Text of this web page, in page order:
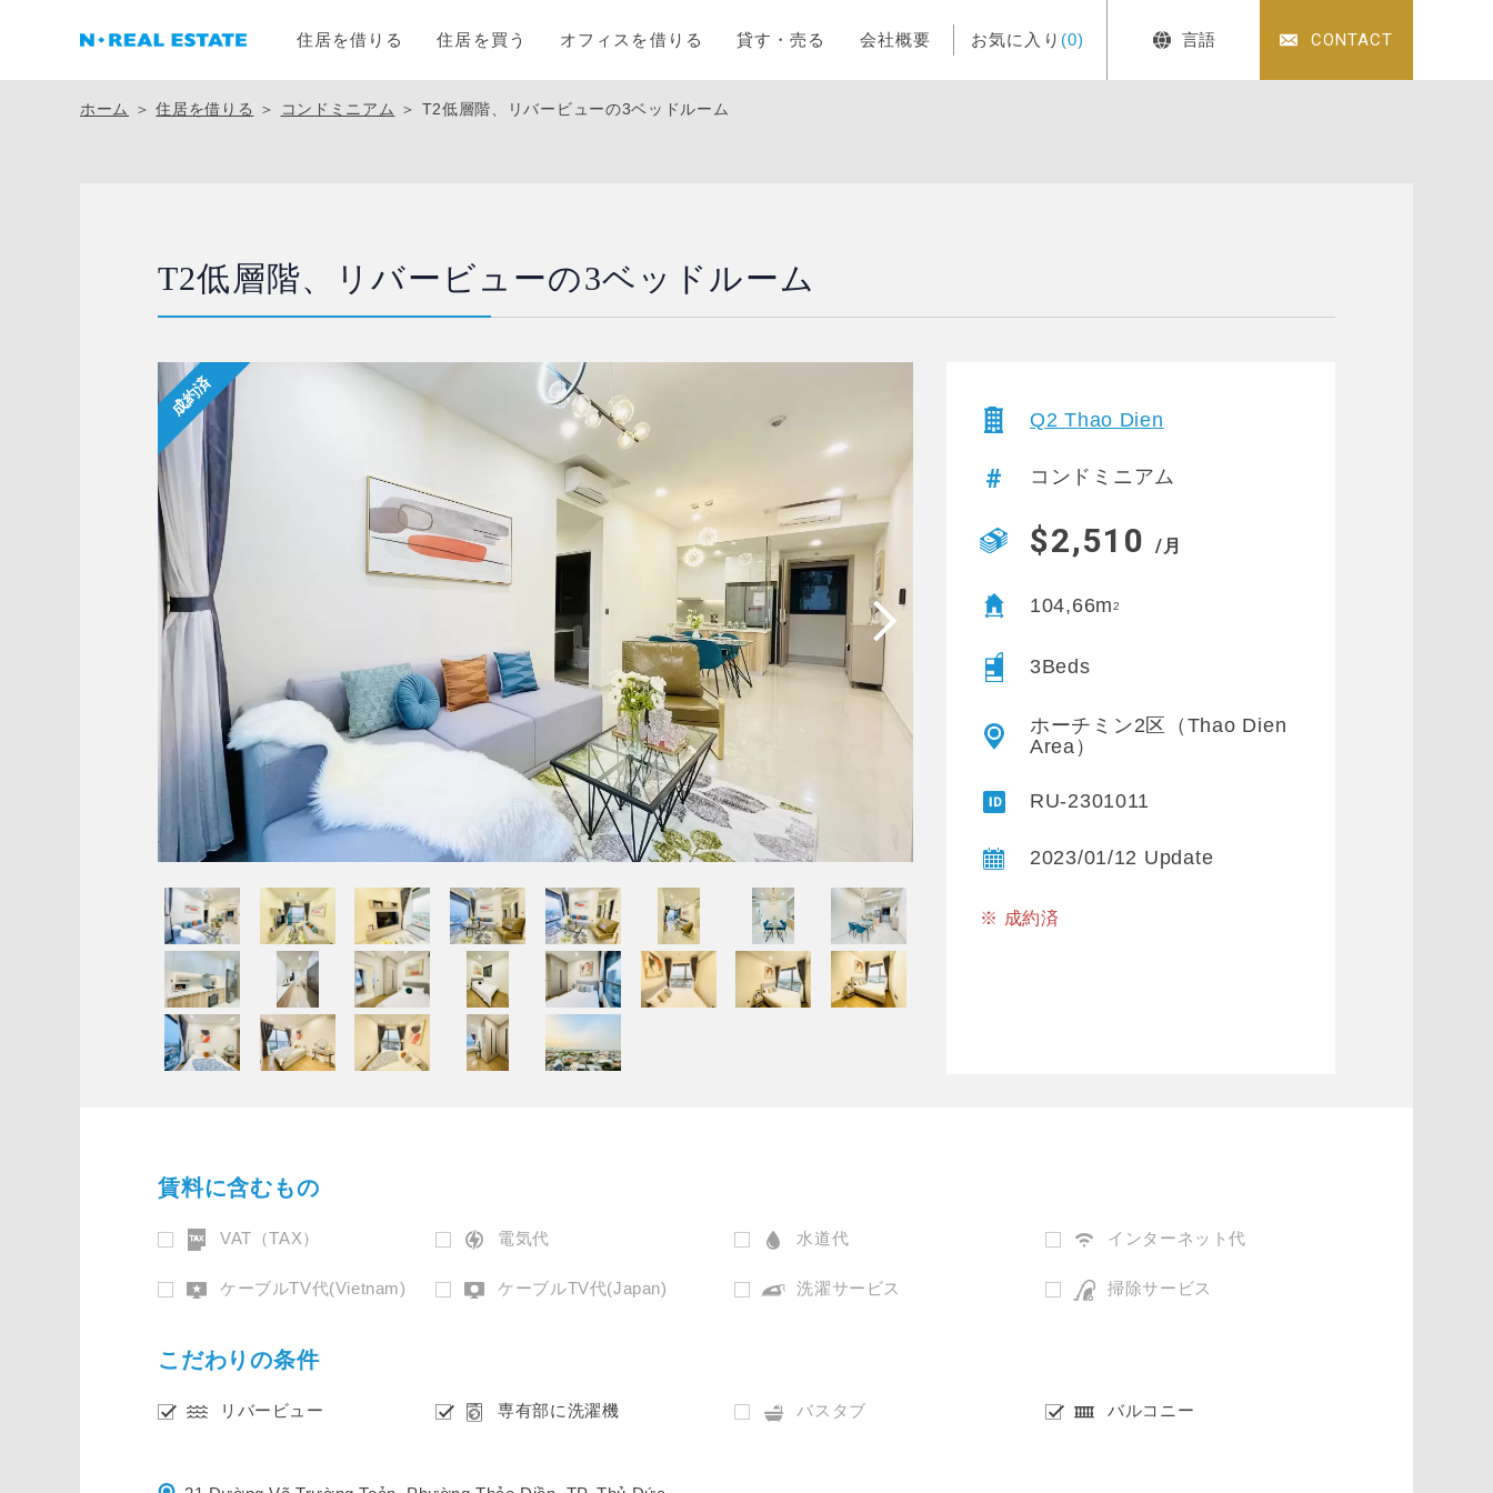
住居を借りる 住居を買う オフィスを借りる 貸す・売る 会社概要 お気に入り (0) 言語 CONTACT
ホーム ＞住居を借りる ＞ コンドミニアム ＞ T2低層階、リバービューの3ベッドルーム
T2低層階、リバービューの3ベッドルーム
Q2 Thao Dien
コンドミニアム
$2,510 /月
104,66m2
3Beds
ホーチミン2区（Thao Dien
Area）
RU-2301011
2023/01/12 Update
※ 成約済
賃料に含むもの
VAT（TAX） 電気代 水道代 インターネット代
ケーブルTV代(Vietnam) ケーブルTV代(Japan) 洗濯サービス 掃除サービス
こだわりの条件
リバービュー 専有部に洗濯機 バスタブ バルコニー